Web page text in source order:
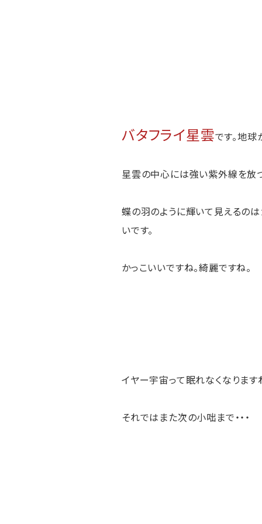
バタフライ星雲です。地球
星雲の中心には強い紫外線を放
蝶の羽のように輝いて見えるのは
いです。
かっこいいですね。綺麗ですね。
イヤー宇宙って眠れなくなります
それではまた次の小咄まで・・・